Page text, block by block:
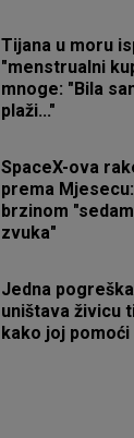
Tijana u moru
"menstrualni
mnoge: "Bila
plaži..."
SpaceX-ova
prema
brzinom
zvuka"
Jedna
uništava živicu
kako joj